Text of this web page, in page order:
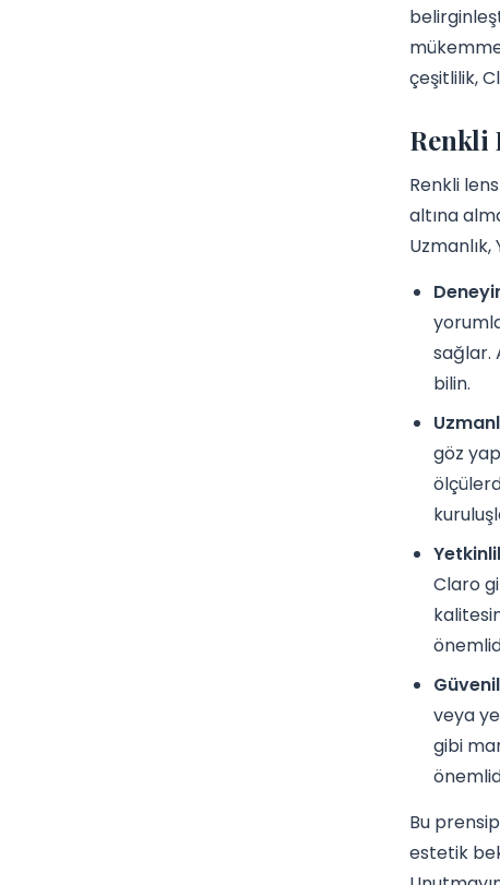
çeşitlilik,
Renkli
Renkli
altına
sağlar.
bilin.
göz
Claro
veya
gibi
Bu
estetik